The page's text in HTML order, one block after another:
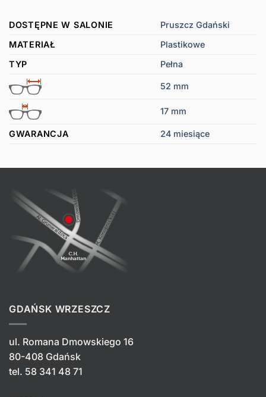
DOSTĘPNE W SALONIE
Pruszcz Gdański
MATERIAŁ
Plastikowe
TYP
Pełna
52 mm
17 mm
GWARANCJA 24 miesiące
GDAŃSK WRZESZCZ
ul. Romana Dmowskiego 16
80-408 Gdańsk
tel. 58 341 48 71